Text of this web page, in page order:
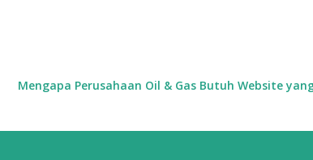
Mengapa Perusahaan Oil & Gas Butuh Website